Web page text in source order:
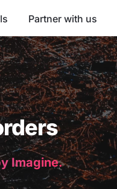
Partner with us
Imagine.